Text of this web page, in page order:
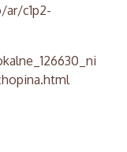
c1p2-